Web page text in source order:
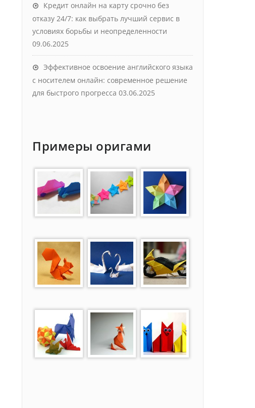
Кредит онлайн на карту срочно без
отказу 24/7: как выбрать лучший сервис в
условиях борьбы и неопределенности
09.06.2025
Эффективное освоение английского языка
с носителем онлайн: современное решение
для быстрого прогресса 03.06.2025
Примеры оригами